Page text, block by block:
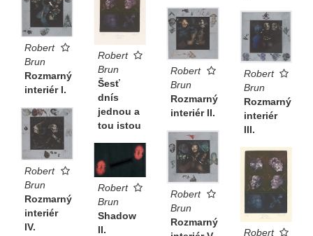
Robert
Brun
Šesť
dnís
jednou a
tou istou
Robert
Brun
Rozmarný
interiér I.
Robert
Brun
Rozmarný
interiér II.
Robert
Brun
Rozmarný
interiér
III.
Robert
Brun
Rozmarný
interiér
IV.
Robert
Brun
Rozmarný
Robert
Brun
Shadow
II.
Robert